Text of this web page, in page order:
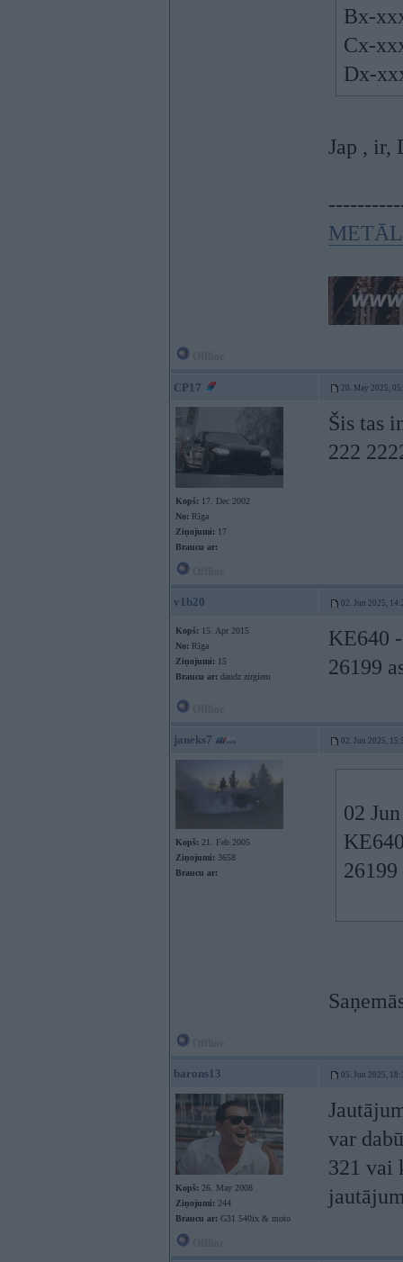
Bx-
Cx-
Dx-
Jap , ir,
CP17 20. May 2025,
Kopš: 17. Dec 2002
No: Rīga
Ziņojumi: 17
Braucu ar:
Šis tas
222
v1b20 02. Jun 2025,
Kopš: 15. Apr 2015
No: Rīga
Ziņojumi: 15
Braucu ar: daudz zirgiem
KE640
26199
janeks7 02. Jun 2025,
Kopš: 21. Feb 2005
Ziņojumi: 3658
Braucu ar:
02
barons13 05. Jun 2025,
Kopš: 26. May 2008
Ziņojumi: 244
Braucu ar: G31 540ix & moto
var
321 vai